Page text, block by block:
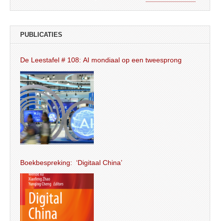
PUBLICATIES
De Leestafel # 108: AI mondiaal op een tweesprong
Boekbespreking: ‘Digitaal China’